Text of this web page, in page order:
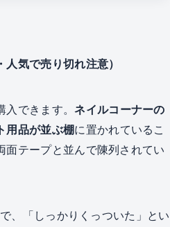
気で売り切れ注意）
入できます。ネイルコーナーの
用品が並ぶ棚に置かれているこ
面テープと並んで陳列されてい
、「しっかりくっついた」とい